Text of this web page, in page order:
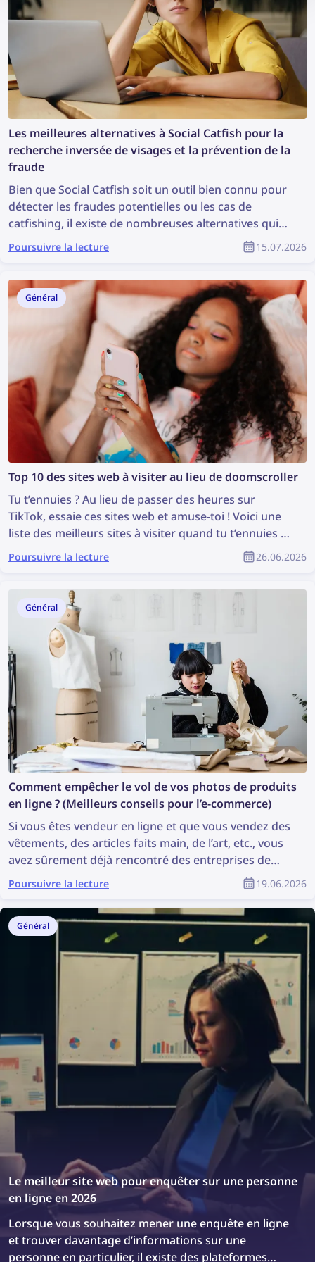
Les meilleures alternatives à Social Catfish pour la
recherche inversée de visages et la prévention de la
fraude
Bien que Social Catfish soit un outil bien connu pour
détecter les fraudes potentielles ou les cas de
catfishing, il existe de nombreuses alternatives qui
peuvent être encore plus efficaces. Découvrez les
meilleures alternatives à Social Catfish pour la
fraude.
Poursuivre la lecture 15.07.2026
Général
Top 10 des sites web à visiter au lieu de doomscroller
Tu t’ennuies ? Au lieu de passer des heures sur
TikTok, essaie ces sites web et amuse-toi ! Voici une
liste des meilleurs sites à visiter quand tu t’ennuies —
des jeux amusants à l’exploration du web.
Poursuivre la lecture 26.06.2026
Général
Comment empêcher le vol de vos photos de produits
en ligne ? (Meilleurs conseils pour l’e-commerce)
Si vous êtes vendeur en ligne et que vous vendez des
vêtements, des articles faits main, de l’art, etc., vous
avez sûrement déjà rencontré des entreprises de
dropshipping et des vendeurs frauduleux qui volent
vos photos de produits. Il semble souvent impossible
de retrouver tous les vendeurs frauduleux et de faire
supprimer ces photos. Mais ce n’est pas un défi aussi
difficile qu’il n’y paraît : grâce à la technologie de
recherche d’image inversée, il est plus facile que
jamais de trouver les violations de droits d’auteur en
ligne et de les prévenir. Cet article explique comment
trouver et supprimer des images volées sur Internet
en quelques étapes simples, à l’aide de la recherche
d’image inversée et de demandes de retrait
appropriées.
Poursuivre la lecture 19.06.2026
Général
Le meilleur site web pour enquêter sur une personne
en ligne en 2026
Lorsque vous souhaitez mener une enquête en ligne
et trouver davantage d’informations sur une
personne en particulier, il existe des plateformes